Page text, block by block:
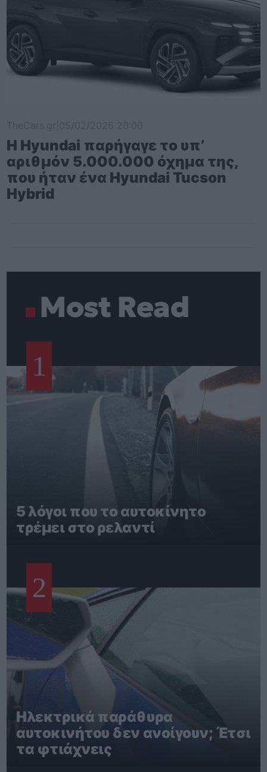
Η Hyundai παρήγαγε το υπ’
αριθμόν 5.000.000 όχημα της,
που ήταν ένα Hyundai Tucson
Hybrid
Most Read
1
5 λόγοι που το αυτοκίνητο
τρέμει στο ρελαντί
2
Ηλεκτρικά παράθυρα
αυτοκινήτου δεν ανοίγουν; Έτσι
τα φτιάχνεις